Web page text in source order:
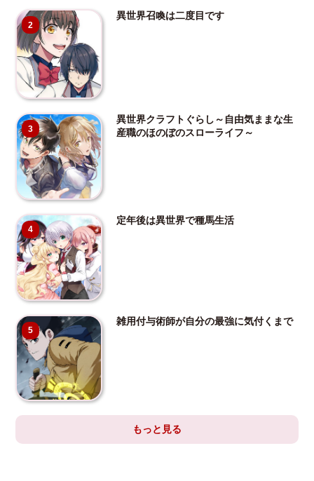
2
異世界召喚は二度目です
3
異世界クラフトぐらし～自由気ままな生
産職のほのぼのスローライフ～
4
定年後は異世界で種馬生活
5
雑用付与術師が自分の最強に気付くまで
もっと見る